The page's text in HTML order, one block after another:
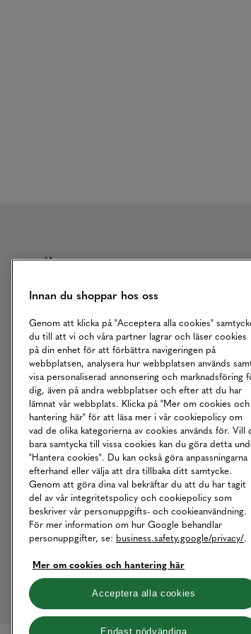
Meny
Kundservice
Returer
Vårt Ansvar
Studentrabatt
B2B
Betalningar online sköts i
Innan du shoppar hos oss
Genom att klicka på "Acceptera alla cookies"
du till att vi och våra partner lagrar och läser cookies
på din enhet för att förbättra navigeringen på
webbplatsen, analysera hur webbplatsen används
visa personaliserad annonsering och marknadsföring
dig, även på andra webbplatser och efter att du har
lämnat vår webbplats. Klicka på "Mer om cookies och
hantering här" för att läsa mer i vår cookiepolicy om
vad de olika kategorierna av cookies används för. Vill
bara samtycka till vissa cookies kan du göra detta
"Hantera cookies". Du kan också göra anpassningarna
efterhand eller välja att dra tillbaka ditt samtycke.
Genom att göra dina val bekräftar du att du har tagit
del av vår integritetspolicy och cookiepolicy som
beskriver vår personuppgifts- och cookieanvändning.
För mer information om hur Google behandlar
personuppgifter, se: business.safety.google/privacy/.
Mer om cookies och hantering här
Acceptera alla cookies
Endast nödvändiga